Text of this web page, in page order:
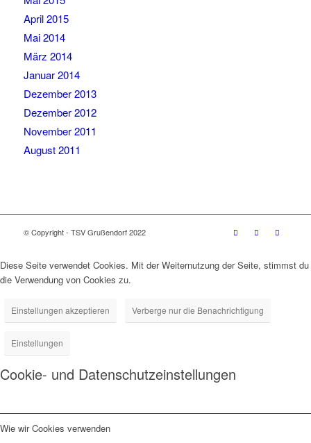
April 2015
Mai 2014
März 2014
Januar 2014
Dezember 2013
Dezember 2012
November 2011
August 2011
© Copyright - TSV Grußendorf 2022
Diese Seite verwendet Cookies. Mit der Weiternutzung der Seite, stimmst du
die Verwendung von Cookies zu.
Einstellungen akzeptieren Verberge nur die Benachrichtigung
Einstellungen
Cookie- und Datenschutzeinstellungen
Wie wir Cookies verwenden